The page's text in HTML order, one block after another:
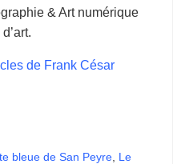
& Art numérique
de Frank César
bleue de San Peyre, Le